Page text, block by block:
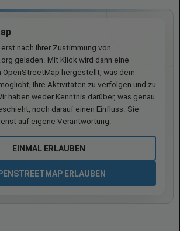
nach Ihrer Zustimmung von
geladen. Mit Klick wird dann eine
OpenStreetMap hergestellt, was dem
Ihre Aktivitäten zu verfolgen und zu
haben weder Kenntnis darüber, was genau
noch darauf einen Einfluss. Sie
auf eigene Verantwortung.
EINMAL ERLAUBEN
ERLAUBEN